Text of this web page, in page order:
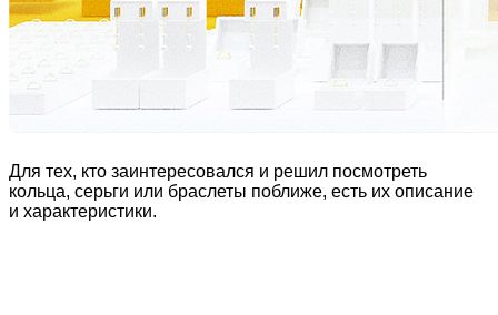
Для тех, кто заинтересовался и решил посмотреть
кольца, серьги или браслеты поближе, есть их описание
и характеристики.